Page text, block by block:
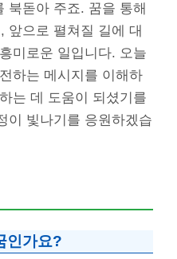
북돋아 주죠. 꿈을 통해
앞으로 펼쳐질 길에 대
미로운 일입니다. 오늘
하는 메시지를 이해하
는 데 도움이 되셨기를
이 빛나기를 응원하겠습
인가요?